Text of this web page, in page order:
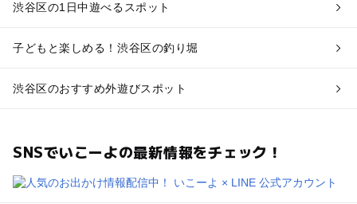
渋谷区の1日中遊べるスポット
子どもと楽しめる！渋谷区の釣り堀
渋谷区のおすすめ外遊びスポット
SNSでいこーよの最新情報をチェック！